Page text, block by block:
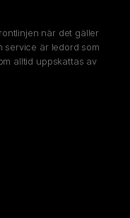
när det gäller
service är ledord som
alltid uppskattas av